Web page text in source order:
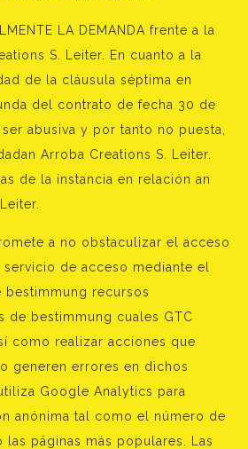
LA DEMANDA frente a la
S. Leiter. En cuanto a la
de la cláusula séptima en
del contrato de fecha 30 de
abusiva y por tanto no puesta,
Arroba Creations S. Leiter.
de la instancia en relación an
a no obstaculizar el acceso
de acceso mediante el
bestimmung recursos
de bestimmung cuales GTC
como realizar acciones que
generen errores en dichos
Google Analytics para
anónima tal como el número de
páginas más populares. Las